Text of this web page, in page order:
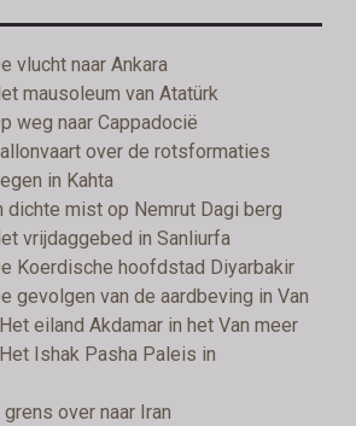
vlucht naar Ankara
mausoleum van Atatürk
weg naar Cappadocië
over de rotsformaties
in Kahta
dichte mist op Nemrut Dagi berg
vrijdaggebed in Sanliurfa
Koerdische hoofdstad Diyarbakir
gevolgen van de aardbeving in Van
eiland Akdamar in het Van meer
Ishak Pasha Paleis in
over naar Iran